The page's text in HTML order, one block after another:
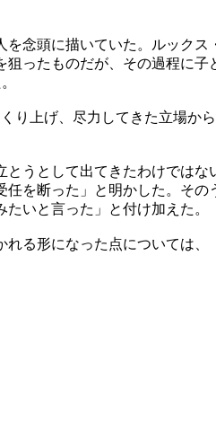
を念頭に描いていた。ルック
ったものだが、その過程に
り上げ、尽力してきた立場
うとして出てきたわけでは
任を断った」と明かした。そ
いと言った」と付け加えた。
れる形になった点については